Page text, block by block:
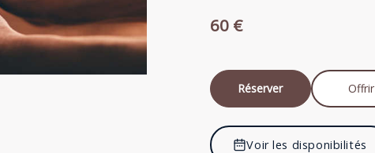
60 €
Réserver Offrir
Voir les disponibilités